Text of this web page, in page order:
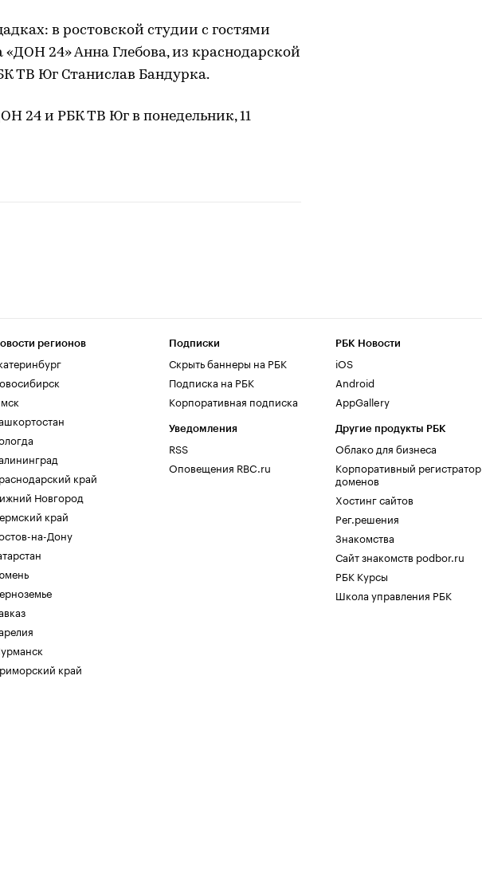
в ростовской студии с гостями
24» Анна Глебова, из краснодарской
ТВ Юг Станислав Бандурка.
24 и РБК ТВ Юг в понедельник, 11
регионов
край
Новгород
край
на-Дону
край
Подписки
Скрыть баннеры на РБК
Подписка на РБК
Корпоративная подписка
Уведомления
RSS
Оповещения RBC.ru
РБК Новости
iOS
Android
AppGallery
Другие продукты РБК
Облако для бизнеса
Корпоративный регистратор
доменов
Хостинг сайтов
Рег.решения
Знакомства
Сайт знакомств podbor.ru
РБК Курсы
Школа управления РБК